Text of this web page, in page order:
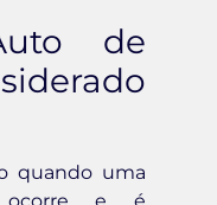
de
quando uma